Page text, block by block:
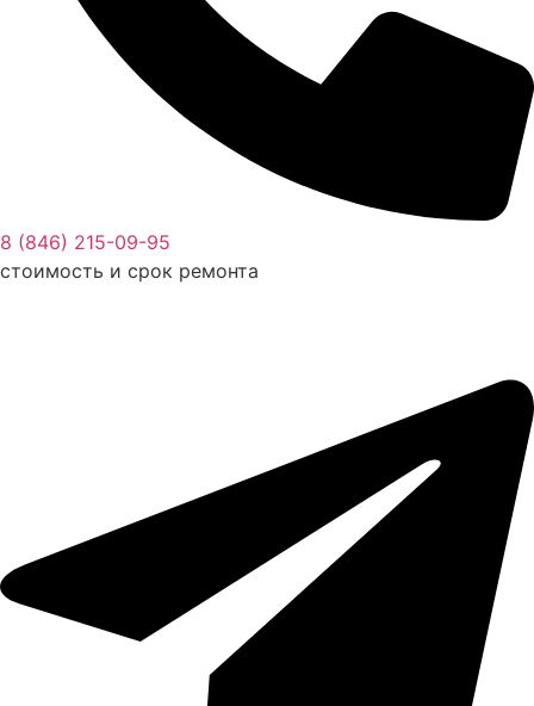
8 (846) 215-09-95
стоимость и срок ремонта